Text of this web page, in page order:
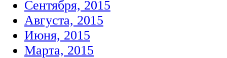
Сентября, 2015
Августа, 2015
Июня, 2015
Марта, 2015